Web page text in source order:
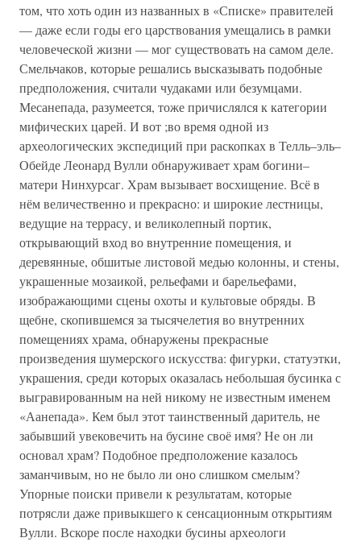
том, что хоть один из названных в «Списке» правителей
— даже если годы его царствования умещались в рамки
человеческой жизни — мог существовать на самом деле.
Смельчаков, которые решались высказывать подобные
предположения, считали чудаками или безумцами.
Месанепада, разумеется, тоже причислялся к категории
мифических царей. И вот ;во время одной из
археологических экспедиций при раскопках в Телль–эль–
Обейде Леонард Вулли обнаруживает храм богини–
матери Нинхурсаг. Храм вызывает восхищение. Всё в
нём величественно и прекрасно: и широкие лестницы,
ведущие на террасу, и великолепный портик,
открывающий вход во внутренние помещения, и
деревянные, обшитые листовой медью колонны, и стены,
украшенные мозаикой, рельефами и барельефами,
изображающими сцены охоты и культовые обряды. В
щебне, скопившемся за тысячелетия во внутренних
помещениях храма, обнаружены прекрасные
произведения шумерского искусства: фигурки, статуэтки,
украшения, среди которых оказалась небольшая бусинка с
выгравированным на ней никому не известным именем
«Аанепада». Кем был этот таинственный даритель, не
забывший увековечить на бусине своё имя? Не он ли
основал храм? Подобное предположение казалось
заманчивым, но не было ли оно слишком смелым?
Упорные поиски привели к результатам, которые
потрясли даже привыкшего к сенсационным открытиям
Вулли. Вскоре после находки бусины археологи